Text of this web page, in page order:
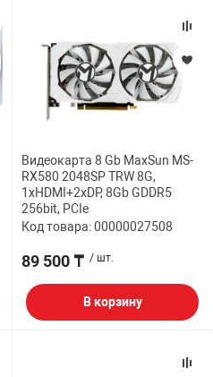
PCI АДАПТЕРЫ
USB
USB ХАБЫ
CARD RIDER
CD-DVD ДИСКИ
ЛЕНТА ДЛЯ
Видеокарта 8 Gb MaxSun MS-
RX580 2048SP TRW 8G,
1хHDMI+2xDP, 8Gb GDDR5
256bit, PCIe
Код товара: 00000027508
89 500 ₸ / шт.
В корзину